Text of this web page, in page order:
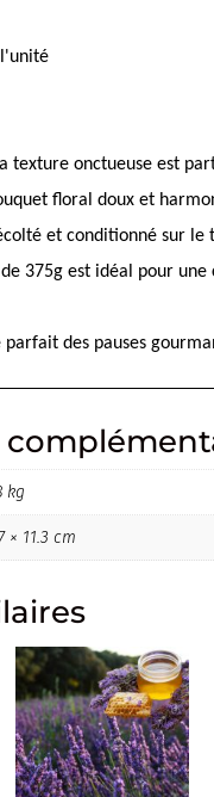
texture onctueuse est
floral doux et
et conditionné sur
375g est idéal pour
des pauses
kg
× 11.3 cm